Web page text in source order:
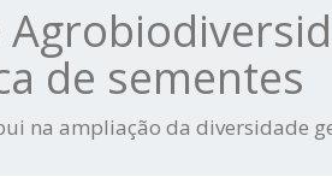
de sementes
na ampliação da diversidade